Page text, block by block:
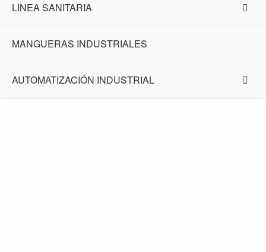
LINEA SANITARIA
MANGUERAS INDUSTRIALES
AUTOMATIZACIÓN INDUSTRIAL